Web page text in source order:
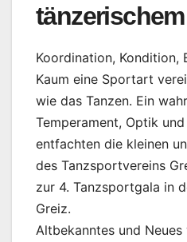
Koordination, Kondition,
Kaum eine Sportart
wie das Tanzen. Ein
Temperament, Optik
entfachten die kleinen
des Tanzsportvereins
zur 4. Tanzsportgala in
Greiz.
Altbekanntes und